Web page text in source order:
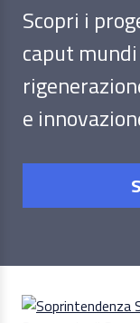
Scopri i
caput
e